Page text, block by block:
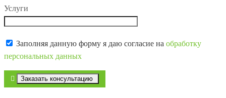
Услуги
Заполняя данную форму я даю согласие на обработку
персональных данных